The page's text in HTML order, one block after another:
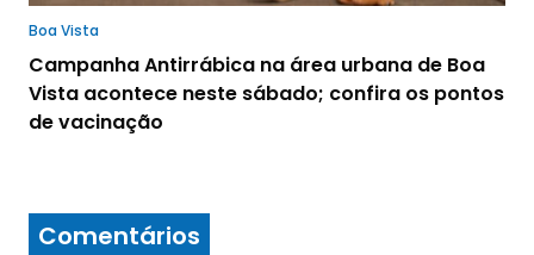
Boa Vista
Campanha Antirrábica na área urbana de Boa
Vista acontece neste sábado; confira os pontos
de vacinação
Comentários